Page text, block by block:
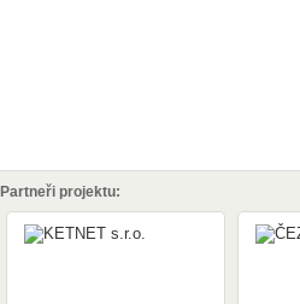
Partneři projektu: